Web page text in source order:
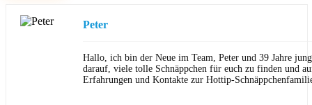
Peter
Hallo, ich bin der Neue im Team, Peter und 39 Jahre
darauf, viele tolle Schnäppchen für euch zu finden und
Erfahrungen und Kontakte zur Hottip-